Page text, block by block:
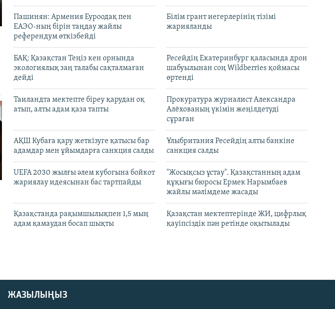
Пашинян: Армения Еуроодақ пен
ЕАЭО-ның бірін таңдау жайлы
референдум өткізбейді
Білім грант иегерлерінің тізімі
жарияланды
БАҚ: Қазақстан Теңіз кен орнында
экологиялық заң талабы сақталмаған
дейді
Ресейдің Екатеринбург қаласында дрон
шабуылынан соң Wildberries қоймасы
өртенді
Таиландта мектепте біреу қарудан оқ
атып, алты адам қаза тапты
Прокуратура журналист Александра
Алёхованың үкімін жеңілдетуді
сұраған
АҚШ Кубаға қару жеткізуге қатысы бар
адамдар мен ұйымдарға санкция салды
Ұлыбритания Ресейдің алты банкіне
санкция салды
UEFA 2030 жылғы әлем кубогына бойкот
жариялау идеясынан бас тартпайды
"Жосықсыз ұстау". Қазақстанның адам
құқығы бюросы Ермек Нарымбаев
жайлы мәлімдеме жасады
Қазақстанда рақымшылықпен 1,5 мың
адам қамаудан босап шықты
Қазақстан мектептерінде ЖИ, цифрлық
қауіпсіздік пән ретінде оқытылады
ЖАЗЫЛЫҢЫЗ